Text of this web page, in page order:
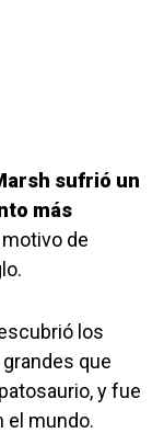
sufrió un
más
de
los
que
y fue
el mundo.